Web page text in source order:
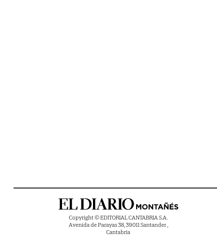
Copyright © EDITORIAL CANTABRIA S.A.
Avenida de Parayas 38, 39011 Santander ,
Cantabria